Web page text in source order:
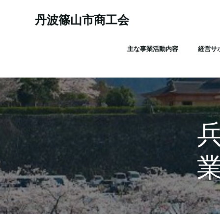
ス
キ
ッ
プ
丹波篠山市商工会
主な事業活動内容 経営サ